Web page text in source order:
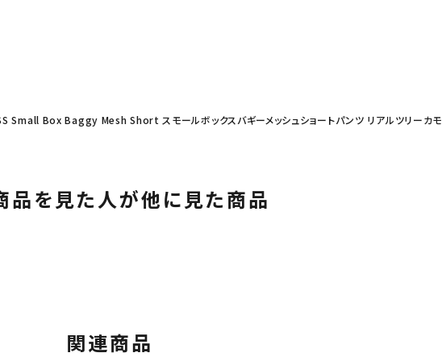
Small Box Baggy Mesh Short スモールボックスバギーメッシュショートパンツ リアルツリーカモ
品を見た人が他に見た商品
関連商品